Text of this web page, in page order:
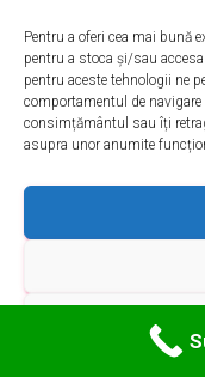
Pentru a oferi cea mai bună
pentru a stoca și/sau
pentru aceste tehnologii ne
comportamentul de
consimțământul sau îți
asupra unor anumite
Reconditionare
Leordeni ILFOV